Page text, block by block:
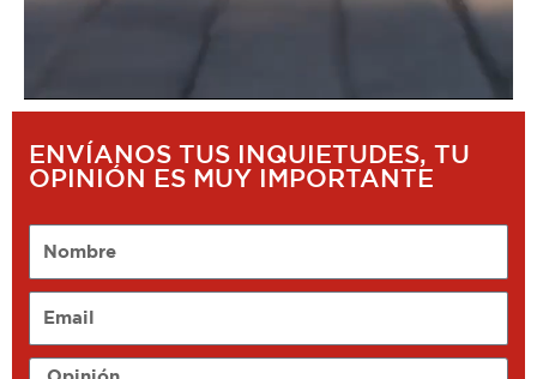
ENVÍANOS TUS INQUIETUDES, TU
OPINIÓN ES MUY IMPORTANTE
Opinión